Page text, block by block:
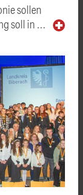
sollen
soll in …